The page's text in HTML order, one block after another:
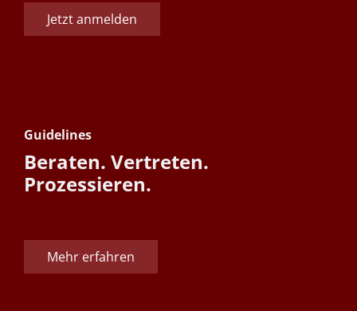
Jetzt anmelden
Guidelines
Beraten. Vertreten.
Prozessieren.
Mehr erfahren